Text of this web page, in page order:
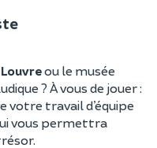
ou le musée
? À vous de jouer :
votre travail d’équipe
vous permettra